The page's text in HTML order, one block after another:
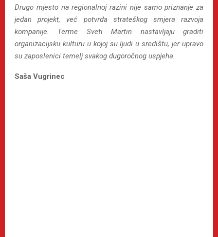
Drugo mjesto na regionalnoj razini nije samo priznanje za
jedan projekt, već potvrda strateškog smjera razvoja
kompanije. Terme Sveti Martin nastavljaju graditi
organizacijsku kulturu u kojoj su ljudi u središtu, jer upravo
su zaposlenici temelj svakog dugoročnog uspjeha.
Saša Vugrinec